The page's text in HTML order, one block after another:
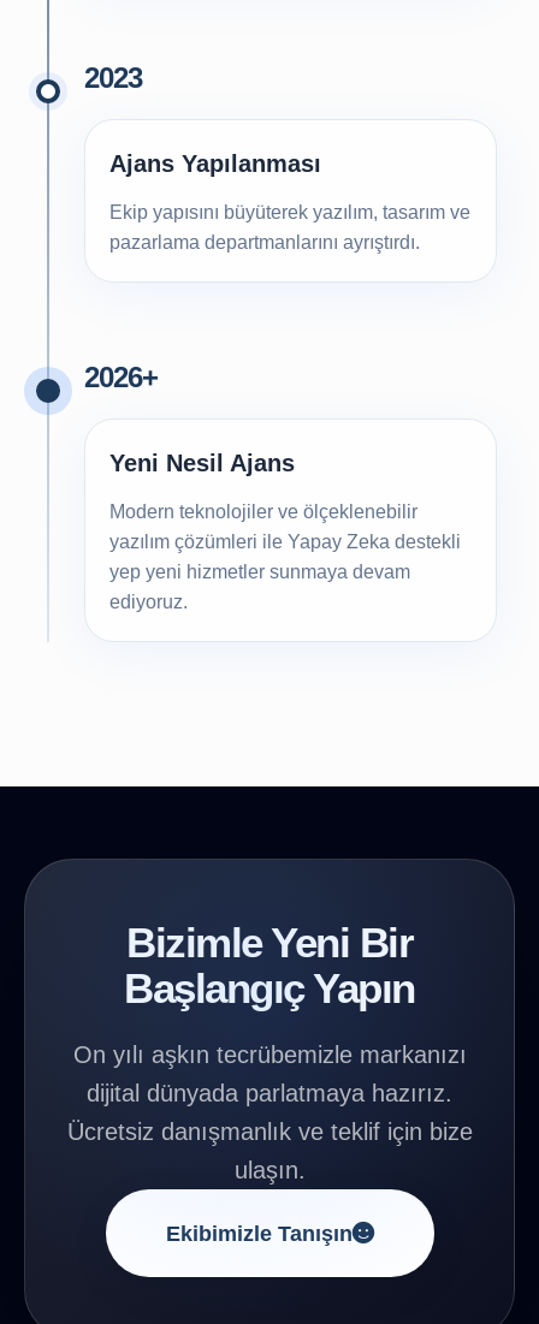
2023
Ajans Yapılanması
Ekip yapısını büyüterek yazılım, tasarım ve
pazarlama departmanlarını ayrıştırdı.
2026+
Yeni Nesil Ajans
Modern teknolojiler ve ölçeklenebilir
yazılım çözümleri ile Yapay Zeka destekli
yep yeni hizmetler sunmaya devam
ediyoruz.
Bizimle Yeni Bir
Başlangıç Yapın
On yılı aşkın tecrübemizle markanızı
dijital dünyada parlatmaya hazırız.
Ücretsiz danışmanlık ve teklif için bize
ulaşın.
Ekibimizle Tanışın